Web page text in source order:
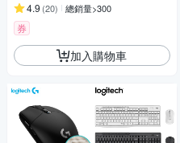
4.9 (20) 總銷量>300
券
加入購物車